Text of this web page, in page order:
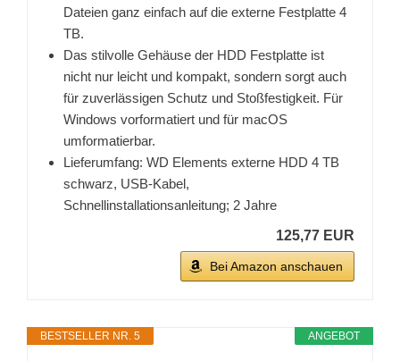
Dateien ganz einfach auf die externe Festplatte 4
TB.
Das stilvolle Gehäuse der HDD Festplatte ist
nicht nur leicht und kompakt, sondern sorgt auch
für zuverlässigen Schutz und Stoßfestigkeit. Für
Windows vorformatiert und für macOS
umformatierbar.
Lieferumfang: WD Elements externe HDD 4 TB
schwarz, USB-Kabel,
Schnellinstallationsanleitung; 2 Jahre
125,77 EUR
Bei Amazon anschauen
ANGEBOT
BESTSELLER NR. 5